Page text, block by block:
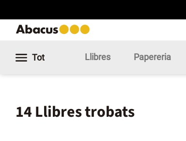
Tot Llibres Papereria
14 Llibres trobats